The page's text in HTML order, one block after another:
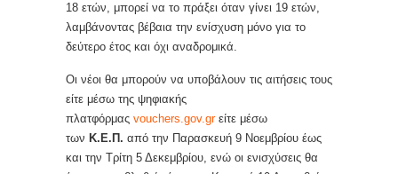
18 ετών, μπορεί να το πράξει όταν γίνει 19 ετών,
λαμβάνοντας βέβαια την ενίσχυση μόνο για το
δεύτερο έτος και όχι αναδρομικά.
Οι νέοι θα μπορούν να υποβάλουν τις αιτήσεις τους
είτε μέσω της ψηφιακής
πλατφόρμας vouchers.gov.grείτε μέσω
των Κ.Ε.Π. από την Παρασκευή 9 Νοεμβρίου έως
και την Τρίτη 5 Δεκεμβρίου, ενώ οι ενισχύσεις θα